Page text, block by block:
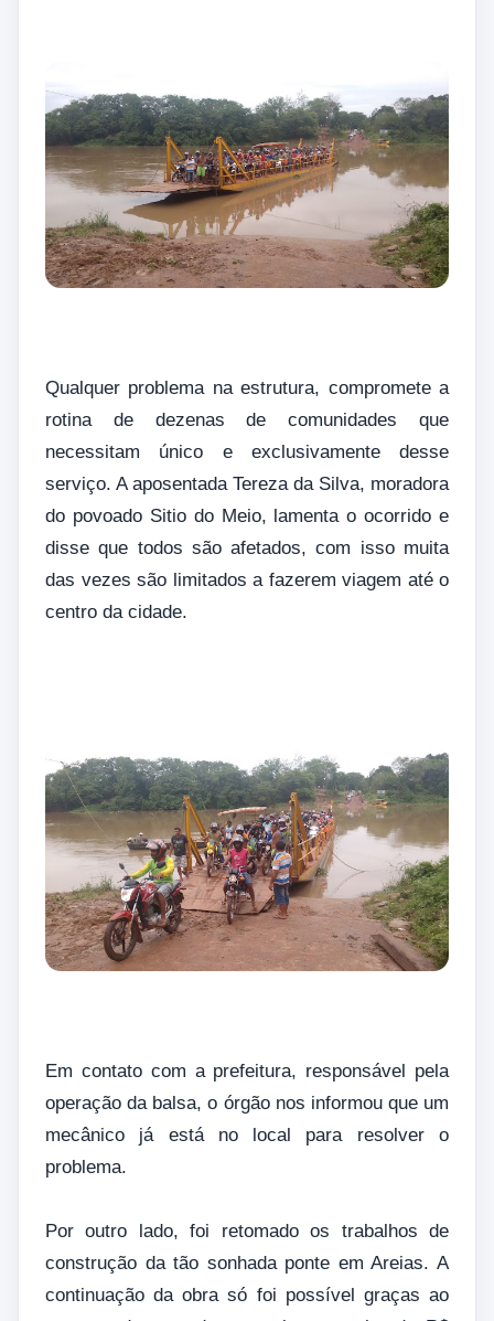
Qualquer problema na estrutura, compromete a
rotina de dezenas de comunidades que
necessitam único e exclusivamente desse
serviço. A aposentada Tereza da Silva, moradora
do povoado Sitio do Meio, lamenta o ocorrido e
disse que todos são afetados, com isso muita
das vezes são limitados a fazerem viagem até o
centro da cidade.
Em contato com a prefeitura, responsável pela
operação da balsa, o órgão nos informou que um
mecânico já está no local para resolver o
problema.
Por outro lado, foi retomado os trabalhos de
construção da tão sonhada ponte em Areias. A
continuação da obra só foi possível graças ao